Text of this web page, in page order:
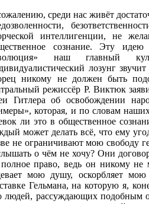
среди нас живёт
интеллигенции, не
сознание. Эту идею
наш главный
лозунг
никому не должен быть
режиссёр Р. Виктюк
Гитлера об освобождении
которая, и по словам
ли это в общественное
может делать всё, что ему
не ограничивают мою свободу
о чём не хочу? Они
право, ведь он никому
мою душу, оскорбляет
Гельмана, на которую я,
людей, рассуждающих подобным